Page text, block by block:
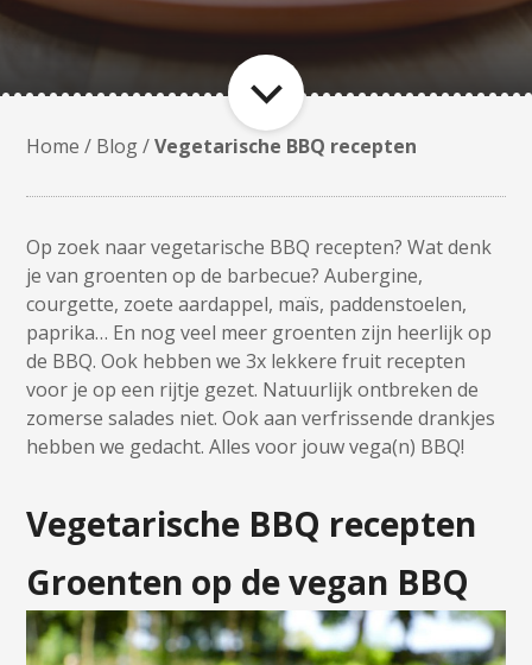
Home / Blog/Vegetarische BBQ recepten
Op zoek naar vegetarische BBQ recepten? Wat denk
je van groenten op de barbecue? Aubergine,
courgette, zoete aardappel, maïs, paddenstoelen,
paprika… En nog veel meer groenten zijn heerlijk op
de BBQ. Ook hebben we 3x lekkere fruit recepten
voor je op een rijtje gezet. Natuurlijk ontbreken de
zomerse salades niet. Ook aan verfrissende drankjes
hebben we gedacht. Alles voor jouw vega(n) BBQ!
Vegetarische BBQ recepten
Groenten op de vegan BBQ